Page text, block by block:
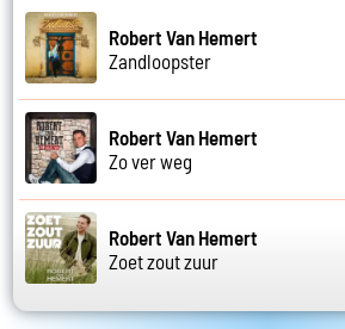
Robert Van Hemert
Zandloopster
Robert Van Hemert
Zo ver weg
Robert Van Hemert
Zoet zout zuur